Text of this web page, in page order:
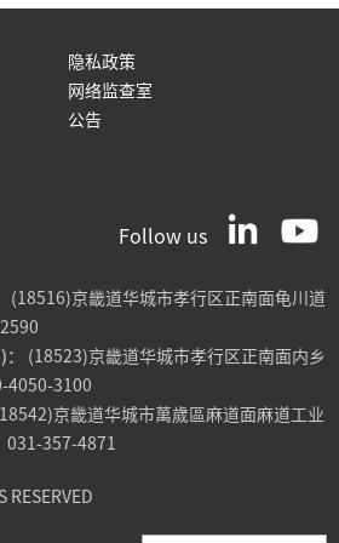
隐私政策
网络监查室
公告
Follow us
(18516)京畿道华城市孝行区正南面龟川道
(18523)京畿道华城市孝行区正南面内乡
3100
京畿道华城市萬歲區麻道面麻道工业
357-4871